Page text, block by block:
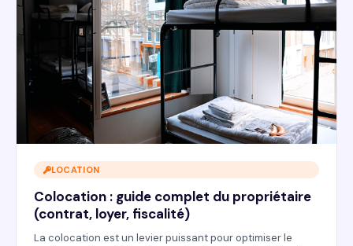
LOCATION
Colocation : guide complet du propriétaire
(contrat, loyer, fiscalité)
La colocation est un levier puissant pour optimiser le